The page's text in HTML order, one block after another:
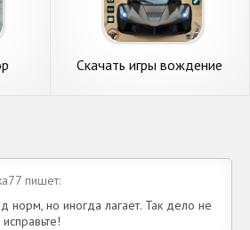
Скачать игры вождение
пишет:
норм, но иногда лагает. Так дело не